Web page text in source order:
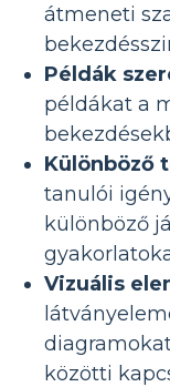
átmeneti
Példák
példákat a
Különböző
tanulói
különböző
Vizuális
közötti